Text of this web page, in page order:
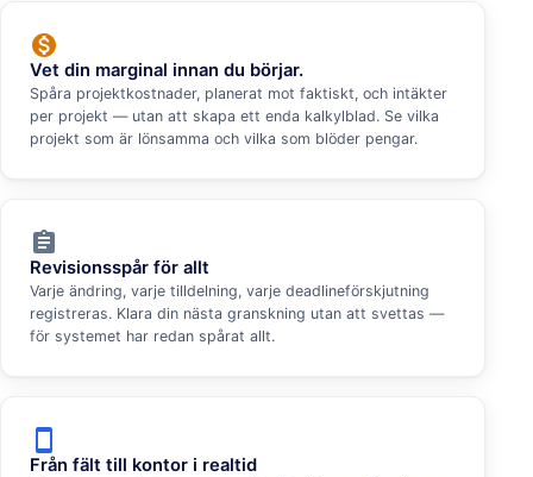
monetization_on
Vet din marginal innan du börjar.
Spåra projektkostnader, planerat mot faktiskt, och intäkter
per projekt — utan att skapa ett enda kalkylblad. Se vilka
projekt som är lönsamma och vilka som blöder pengar.
assignment
Revisionsspår för allt
Varje ändring, varje tilldelning, varje deadlineförskjutning
registreras. Klara din nästa granskning utan att svettas —
för systemet har redan spårat allt.
smartphone
Från fält till kontor i realtid